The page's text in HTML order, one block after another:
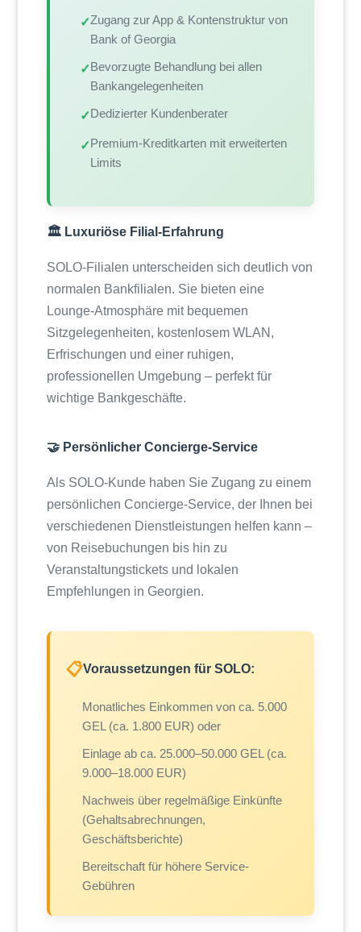
✓Zugang zur App & Kontenstruktur von
Bank of Georgia
✓Bevorzugte Behandlung bei allen
Bankangelegenheiten
✓Dedizierter Kundenberater
✓Premium-Kreditkarten mit erweiterten
Limits
🏛️ Luxuriöse Filial-Erfahrung
SOLO-Filialen unterscheiden sich deutlich von
normalen Bankfilialen. Sie bieten eine
Lounge-Atmosphäre mit bequemen
Sitzgelegenheiten, kostenlosem WLAN,
Erfrischungen und einer ruhigen,
professionellen Umgebung – perfekt für
wichtige Bankgeschäfte.
🤝 Persönlicher Concierge-Service
Als SOLO-Kunde haben Sie Zugang zu einem
persönlichen Concierge-Service, der Ihnen bei
verschiedenen Dienstleistungen helfen kann –
von Reisebuchungen bis hin zu
Veranstaltungstickets und lokalen
Empfehlungen in Georgien.
📋Voraussetzungen für SOLO:
Monatliches Einkommen von ca. 5.000
GEL (ca. 1.800 EUR) oder
Einlage ab ca. 25.000–50.000 GEL (ca.
9.000–18.000 EUR)
Nachweis über regelmäßige Einkünfte
(Gehaltsabrechnungen,
Geschäftsberichte)
Bereitschaft für höhere Service-
Gebühren